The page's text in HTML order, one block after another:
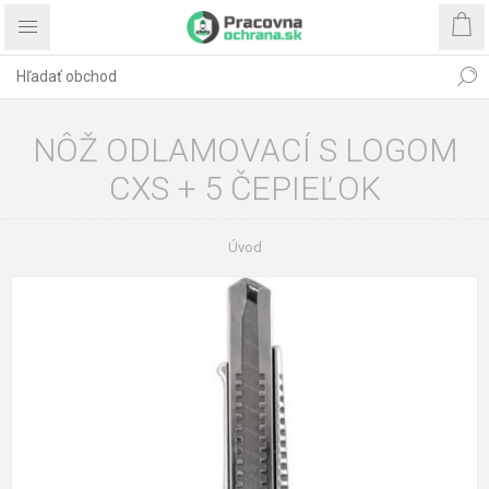
NÔŽ ODLAMOVACÍ S LOGOM
CXS + 5 ČEPIEĽOK
Úvod